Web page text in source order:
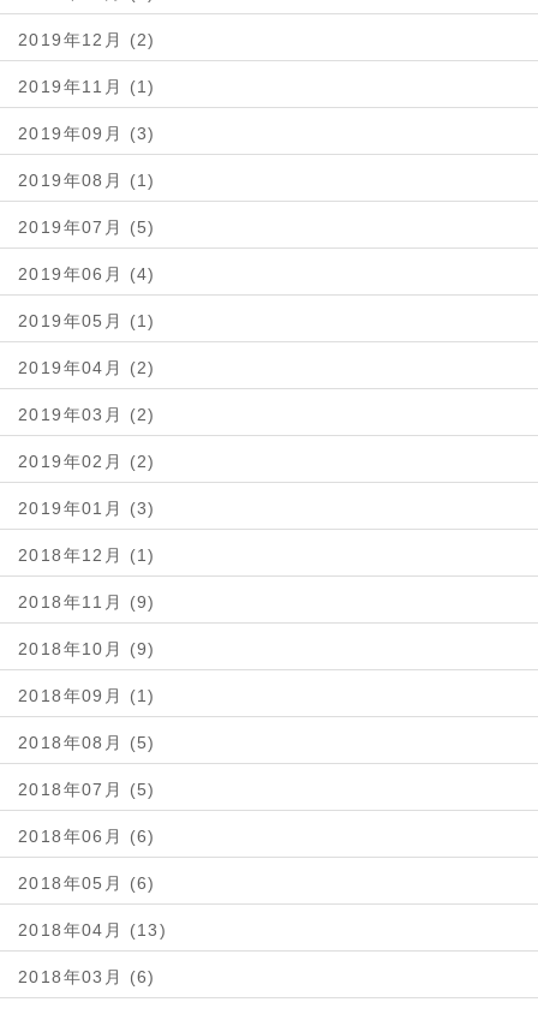
2019年12月 (2)
2019年11月 (1)
2019年09月 (3)
2019年08月 (1)
2019年07月 (5)
2019年06月 (4)
2019年05月 (1)
2019年04月 (2)
2019年03月 (2)
2019年02月 (2)
2019年01月 (3)
2018年12月 (1)
2018年11月 (9)
2018年10月 (9)
2018年09月 (1)
2018年08月 (5)
2018年07月 (5)
2018年06月 (6)
2018年05月 (6)
2018年04月 (13)
2018年03月 (6)